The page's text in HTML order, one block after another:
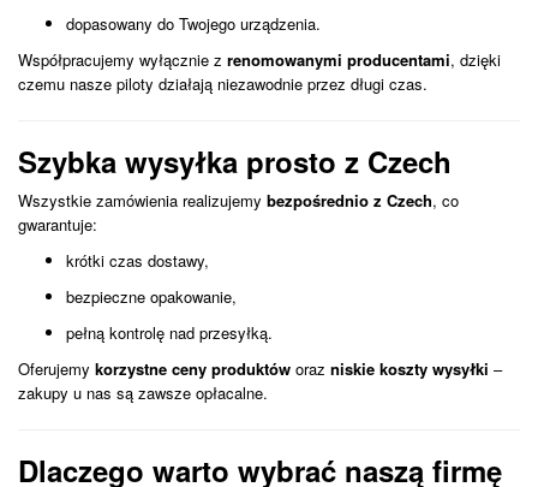
dopasowany do Twojego urządzenia.
Współpracujemy wyłącznie z renomowanymi producentami, dzięki
czemu nasze piloty działają niezawodnie przez długi czas.
Szybka wysyłka prosto z Czech
Wszystkie zamówienia realizujemy bezpośrednio z Czech, co
gwarantuje:
krótki czas dostawy,
bezpieczne opakowanie,
pełną kontrolę nad przesyłką.
Oferujemy korzystne ceny produktów oraz niskie koszty wysyłki –
zakupy u nas są zawsze opłacalne.
Dlaczego warto wybrać naszą firmę